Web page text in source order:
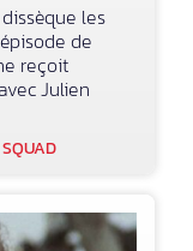
dissèque les
de
reçoit
Julien